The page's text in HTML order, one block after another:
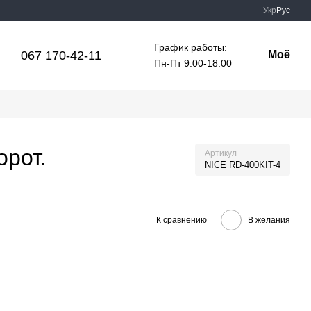
Укр Рус
067 170-42-11
График работы:
Пн-Пт 9.00-18.00
Моё
Артикул
NICE RD-400KIT-4
К сравнению В желания